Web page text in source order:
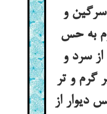
و
به حس
سرد و
گرم و تر
از